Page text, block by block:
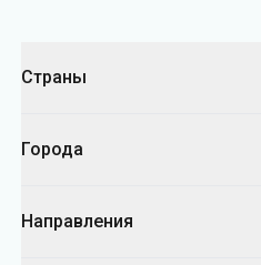
Страны
Города
Направления